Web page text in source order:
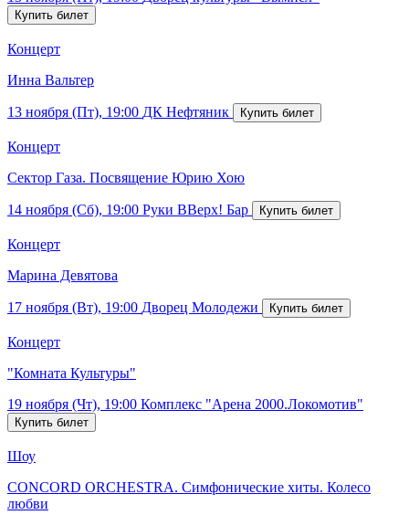
Концерт
Инна Вальтер
13 ноября (Пт), 19:00 ДК Нефтяник
Концерт
Сектор Газа. Посвящение Юрию Хою
14 ноября (Сб), 19:00 Руки ВВерх! Бар
Концерт
Марина Девятова
17 ноября (Вт), 19:00 Дворец Молодежи
Концерт
"Комната Культуры"
19 ноября (Чт), 19:00 Комплекс "Арена 2000.Локомотив"
Шоу
CONCORD ORCHESTRA. Симфонические хиты. Колесо
любви